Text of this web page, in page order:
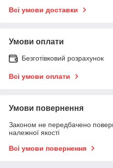
Всі умови доставки
Умови оплати
Безготівковий розрахунок
Всі умови оплати
Умови повернення
Законом не передбачено
належної якості
Всі умови повернення